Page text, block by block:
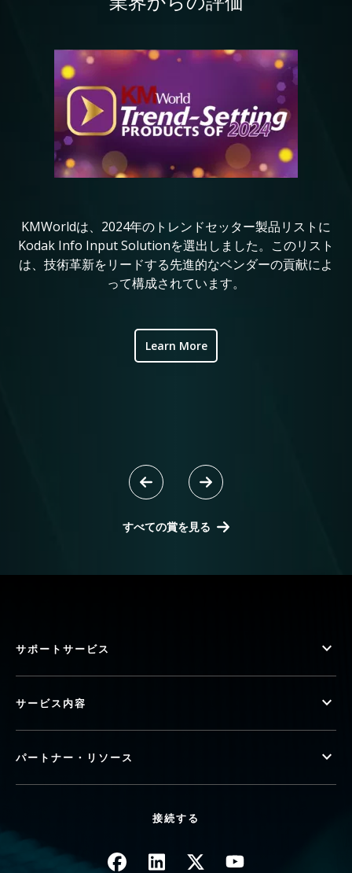
KMWorldは、2024年のトレンドセッター製品リストに
Kodak Info Input Solutionを選出しました。このリスト
は、技術革新をリードする先進的なベンダーの貢献によ
って構成されています。
Learn More
すべての賞を見る
サポートサービス
サービス内容
パートナー・リソース
接続する
画像 画像 画像 画像